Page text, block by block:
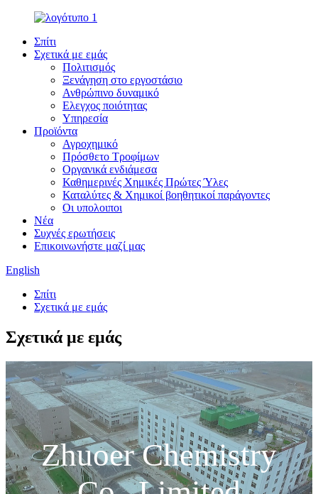
Σπίτι
Σχετικά με εμάς
Πολιτισμός
Ξενάγηση στο εργοστάσιο
Ανθρώπινο δυναμικό
Ελεγχος ποιότητας
Υπηρεσία
Προϊόντα
Αγροχημικό
Πρόσθετο Τροφίμων
Οργανικά ενδιάμεσα
Καθημερινές Χημικές Πρώτες Ύλες
Καταλύτες & Χημικοί βοηθητικοί παράγοντες
Οι υπολοιποι
Νέα
Συχνές ερωτήσεις
Επικοινωνήστε μαζί μας
English
Σπίτι
Σχετικά με εμάς
Σχετικά με εμάς
Zhuoer Chemistry